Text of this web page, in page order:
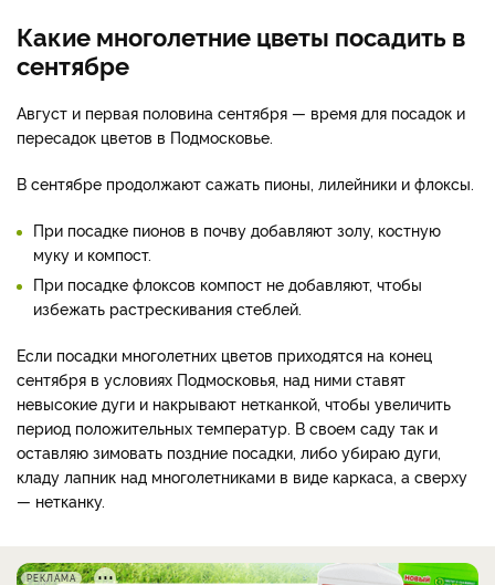
Какие многолетние цветы посадить в
сентябре
Август и первая половина сентября — время для посадок и
пересадок цветов в Подмосковье.
В сентябре продолжают сажать пионы, лилейники и флоксы.
При посадке пионов в почву добавляют золу, костную
муку и компост.
При посадке флоксов компост не добавляют, чтобы
избежать растрескивания стеблей.
Если посадки многолетних цветов приходятся на конец
сентября в условиях Подмосковья, над ними ставят
невысокие дуги и накрывают нетканкой, чтобы увеличить
период положительных температур. В своем саду так и
оставляю зимовать поздние посадки, либо убираю дуги,
кладу лапник над многолетниками в виде каркаса, а сверху
— нетканку.
РЕКЛАМА